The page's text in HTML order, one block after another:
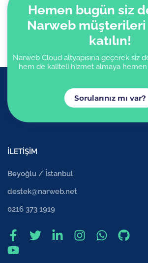
Hemen bugün siz
Narweb müşterileri
katılın!
Narweb Cloud altyapısına geçerek siz
hem de kaliteli hizmet almaya hemen
Sorularınız mı var?
İLETİŞİM
Beyoğlu / İstanbul
destek@narweb.net
0216 373 1919